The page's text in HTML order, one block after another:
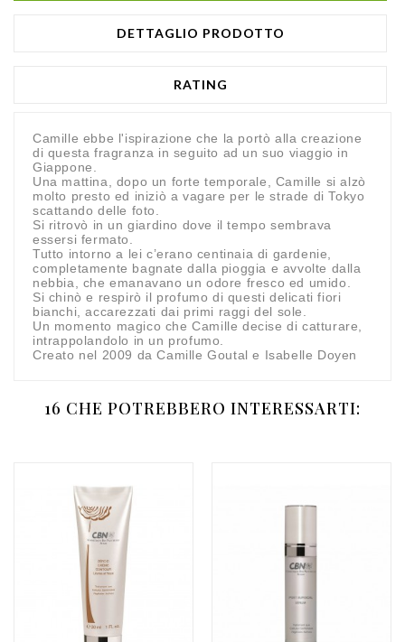
DETTAGLIO PRODOTTO
RATING
Camille ebbe l'ispirazione che la portò alla creazione
di questa fragranza in seguito ad un suo viaggio in
Giappone.
Una mattina, dopo un forte temporale, Camille si alzò
molto presto ed iniziò a vagare per le strade di Tokyo
scattando delle foto.
Si ritrovò in un giardino dove il tempo sembrava
essersi fermato.
Tutto intorno a lei c’erano centinaia di gardenie,
completamente bagnate dalla pioggia e avvolte dalla
nebbia, che emanavano un odore fresco ed umido.
Si chinò e respirò il profumo di questi delicati fiori
bianchi, accarezzati dai primi raggi del sole.
Un momento magico che Camille decise di catturare,
intrappolandolo in un profumo.
Creato nel 2009 da Camille Goutal e Isabelle Doyen
16 CHE POTREBBERO INTERESSARTI: